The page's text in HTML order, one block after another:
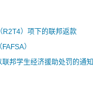
R2T4）项下的联邦返款
）
邦学生经济援助处罚的通知